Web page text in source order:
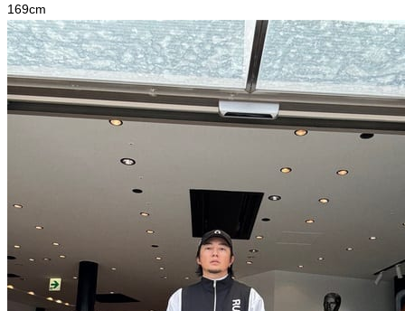
169cm